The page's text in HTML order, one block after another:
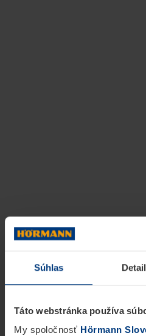
Súhlas
Táto webstránka používa
My spoločnosť Hörmann